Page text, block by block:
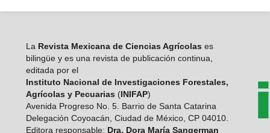
La Revista Mexicana de Ciencias Agrícolas es
bilingüe y es una revista de publicación continua,
editada por el
Instituto Nacional de Investigaciones Forestales,
Agrícolas y Pecuarias (INIFAP)
Avenida Progreso No. 5. Barrio de Santa Catarina
Delegación Coyoacán, Ciudad de México, CP 04010.
Editora responsable: Dra. Dora María Sangerman